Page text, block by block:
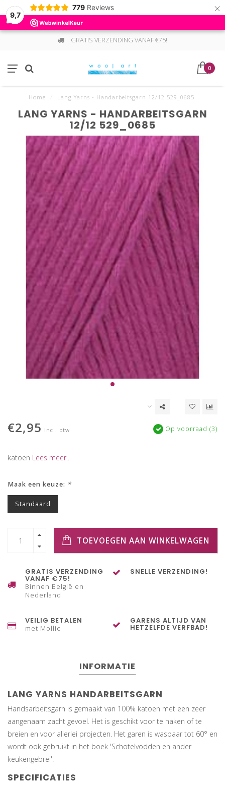
9,7
779 Reviews ×
GRATIS VERZENDING VANAF €75!
0
Home Lang Yarns - Handarbeitsgarn 12/12 529_0685
LANG YARNS - HANDARBEITSGARN
12/12 529_0685
€2,95 Incl. btw Op voorraad (3)
katoen Lees meer..
Maak een keuze: *
Standaard
TOEVOEGEN AAN WINKELWAGEN
GRATIS VERZENDING
VANAF €75!
Binnen België en
Nederland
SNELLE VERZENDING!
VEILIG BETALEN
met Mollie
GARENS ALTIJD VAN
HETZELFDE VERFBAD!
INFORMATIE
LANG YARNS HANDARBEITSGARN
Handsarbeitsgarn is gemaakt van 100% katoen met een zeer
aangenaam zacht gevoel. Het is geschikt voor te haken of te
breien en voor allerlei projecten. Het garen is wasbaar tot 60° en
wordt ook gebruikt in het boek 'Schotelvodden en ander
keukengebrei'.
SPECIFICATIES